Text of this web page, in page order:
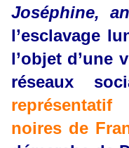
Joséphine,
l’esclavage
l’objet d’une
réseaux
noires de